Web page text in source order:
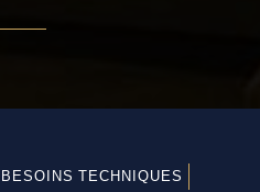
BESOINS TECHNIQUES